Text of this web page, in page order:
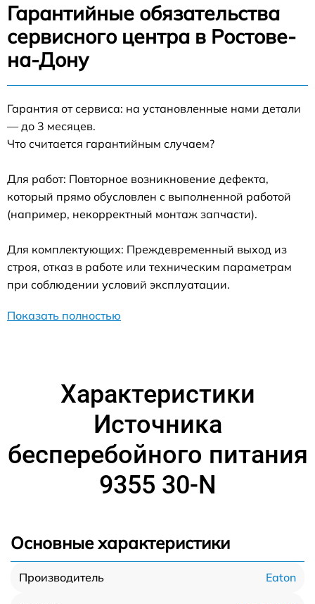
Гарантийные обязательства
сервисного центра в Ростове-
на-Дону
Гарантия от сервиса: на установленные нами детали
— до 3 месяцев.
Что считается гарантийным случаем?
Для работ: Повторное возникновение дефекта,
который прямо обусловлен с выполненной работой
(например, некорректный монтаж запчасти).
Для комплектующих: Преждевременный выход из
строя, отказ в работе или техническим параметрам
при соблюдении условий эксплуатации.
Показать полностью
Характеристики
Источника
бесперебойного питания
9355 30-N
Основные характеристики
Производитель Eaton